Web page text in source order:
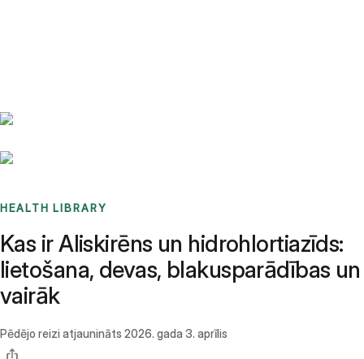
HEALTH LIBRARY
Kas ir Aliskirēns un hidrohlortiazīds:
lietošana, devas, blakusparādības un
vairāk
Pēdējo reizi atjaunināts 2026. gada 3. aprīlis